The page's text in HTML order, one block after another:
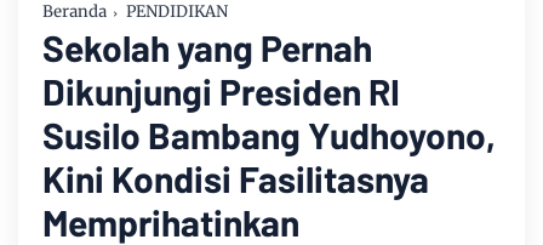
Beranda PENDIDIKAN
Sekolah yang Pernah
Dikunjungi Presiden RI
Susilo Bambang Yudhoyono,
Kini Kondisi Fasilitasnya
Memprihatinkan